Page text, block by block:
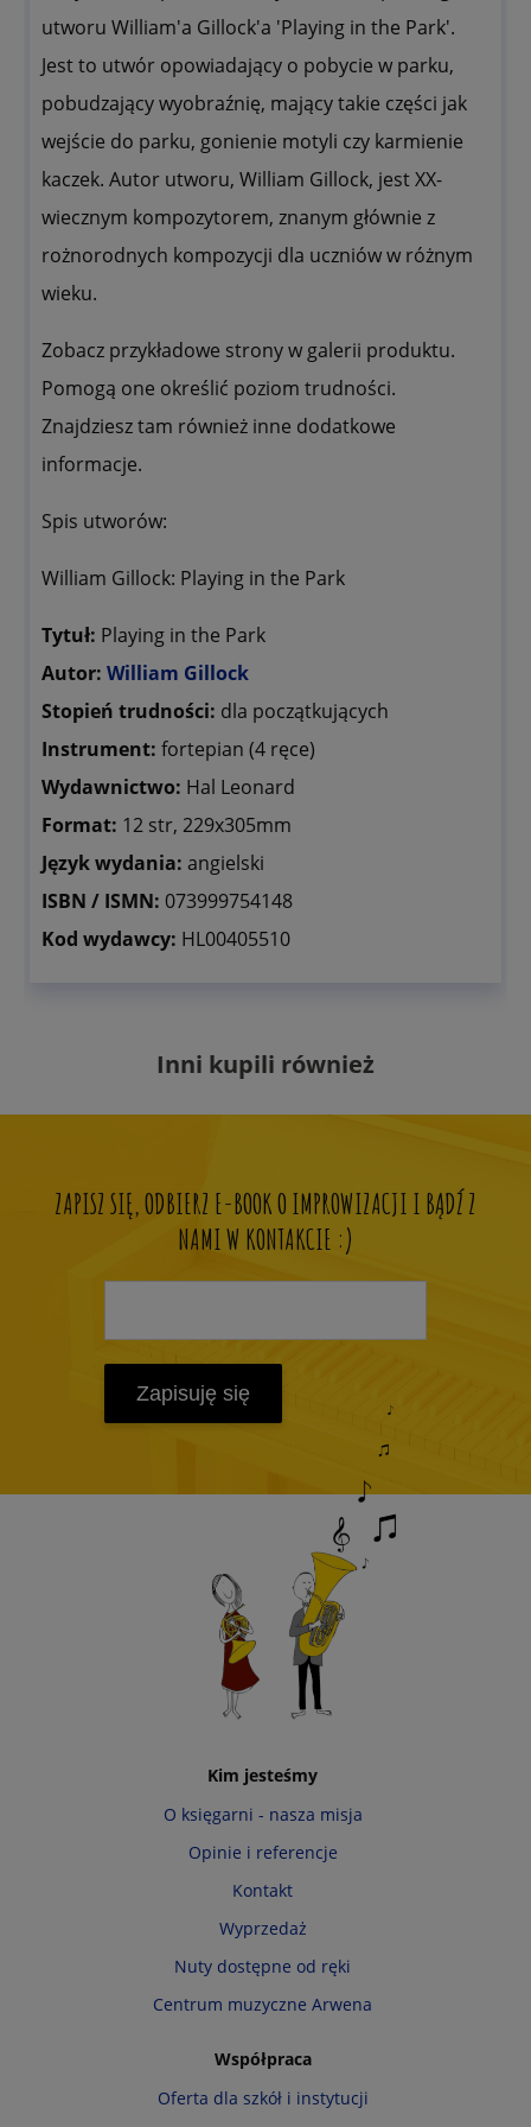
utworu William'a Gillock'a 'Playing in the Park'.
Jest to utwór opowiadający o pobycie w parku,
pobudzający wyobraźnię, mający takie części jak
wejście do parku, gonienie motyli czy karmienie
kaczek. Autor utworu, William Gillock, jest XX-
wiecznym kompozytorem, znanym głównie z
rożnorodnych kompozycji dla uczniów w różnym
wieku.
Zobacz przykładowe strony w galerii produktu.
Pomogą one określić poziom trudności.
Znajdziesz tam również inne dodatkowe
informacje.
Spis utworów:
William Gillock: Playing in the Park
Tytuł: Playing in the Park
Autor: William Gillock
Stopień trudności: dla początkujących
Instrument: fortepian (4 ręce)
Wydawnictwo: Hal Leonard
Format: 12 str, 229x305mm
Język wydania: angielski
ISBN / ISMN: 073999754148
Kod wydawcy: HL00405510
Inni kupili również
ZAPISZ SIĘ, ODBIERZ E-BOOK O IMPROWIZACJI I BĄDŹ Z
NAMI W KONTAKCIE :)
Zapisuję się
Kim jesteśmy
O księgarni - nasza misja
Opinie i referencje
Kontakt
Wyprzedaż
Nuty dostępne od ręki
Centrum muzyczne Arwena
Współpraca
Oferta dla szkół i instytucji